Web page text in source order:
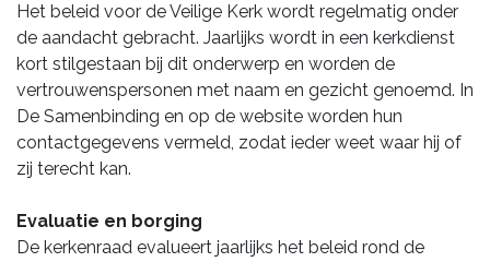
Het beleid voor de Veilige Kerk wordt regelmatig onder
de aandacht gebracht. Jaarlijks wordt in een kerkdienst
kort stilgestaan bij dit onderwerp en worden de
vertrouwenspersonen met naam en gezicht genoemd. In
De Samenbinding en op de website worden hun
contactgegevens vermeld, zodat ieder weet waar hij of
zij terecht kan.
Evaluatie en borging
De kerkenraad evalueert jaarlijks het beleid rond de